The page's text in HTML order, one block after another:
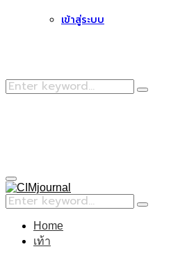
เข้าสู่ระบบ
Search
Search
Primary
Menu
Search
for:
Search
Home
เท้า